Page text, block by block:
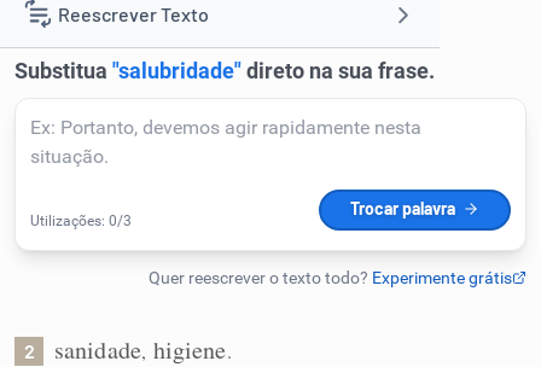
Reescrever Texto
Resumir Texto
Corrigir Texto
Detector de IA
Humanizador de IA
2 sanidade, higiene.